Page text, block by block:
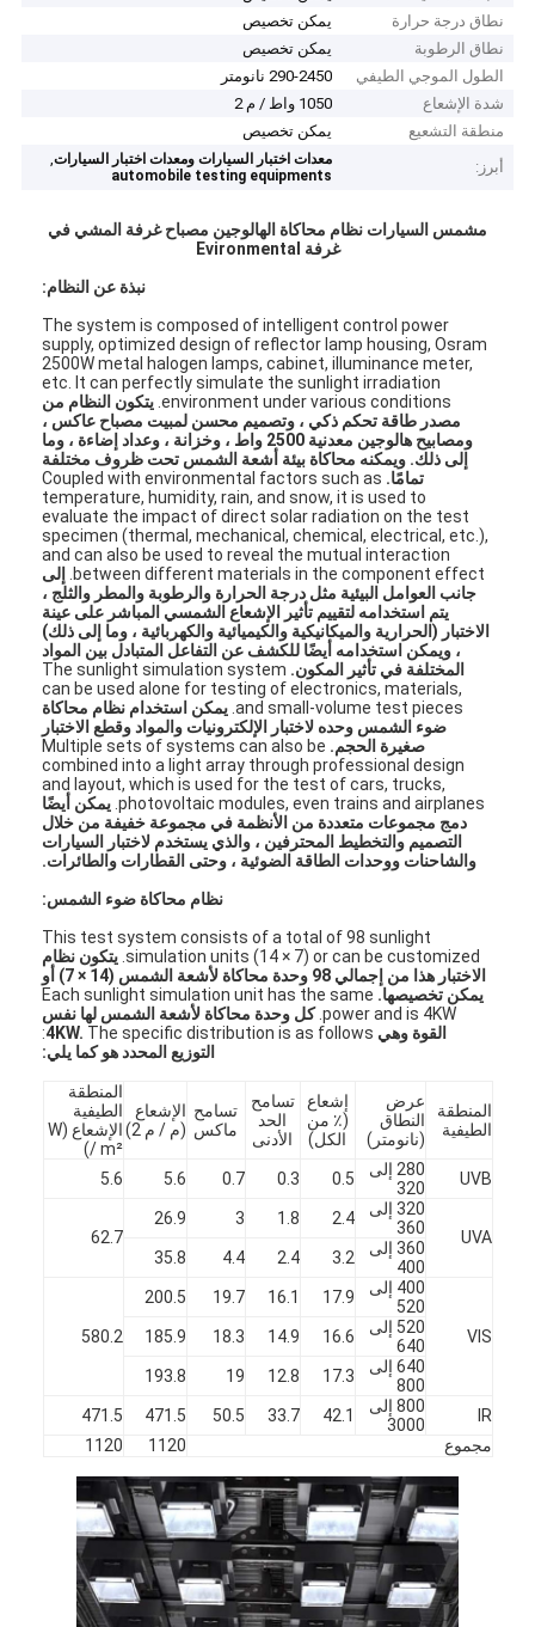
المنزل
المنتجات
فيديوهات
نطاق درجة حرارة
يمكن تخصيص
نطاق الرطوبة
يمكن تخصيص
الطول الموجي الطيفي
290-2450 نانومتر
شدة الإشعاع
1050 واط / م 2
منطقة التشعيع
يمكن تخصيص
أبرز:
معدات اختبار السيارات ومعدات اختبار السيارات,
automobile testing equipments
مشمس السيارات نظام محاكاة الهالوجين مصباح غرفة المشي في
غرفة Evironmental
نبذة عن النظام:
The system is composed of intelligent control power
supply, optimized design of reflector lamp housing, Osram
2500W metal halogen lamps, cabinet, illuminance meter,
etc. It can perfectly simulate the sunlight irradiation
environment under various conditions. يتكون النظام من
مصدر طاقة تحكم ذكي ، وتصميم محسن لمبيت مصباح عاكس ،
ومصابيح هالوجين معدنية 2500 واط ، وخزانة ، وعداد إضاءة ، وما
إلى ذلك. ويمكنه محاكاة بيئة أشعة الشمس تحت ظروف مختلفة
تمامًا. Coupled with environmental factors such as
temperature, humidity, rain, and snow, it is used to
evaluate the impact of direct solar radiation on the test
specimen (thermal, mechanical, chemical, electrical, etc.),
and can also be used to reveal the mutual interaction
between different materials in the component effect.
إلى
جانب العوامل البيئية مثل درجة الحرارة والرطوبة والمطر والثلج ،
يتم استخدامه لتقييم تأثير الإشعاع الشمسي المباشر على عينة
الاختبار (الحرارية والميكانيكية والكيميائية والكهربائية ، وما إلى ذلك)
، ويمكن استخدامه أيضًا للكشف عن التفاعل المتبادل بين المواد
المختلفة في تأثير المكون. The sunlight simulation system
can be used alone for testing of electronics, materials,
and small-volume test pieces. يمكن استخدام نظام محاكاة
ضوء الشمس وحده لاختبار الإلكترونيات والمواد وقطع الاختبار
صغيرة الحجم. Multiple sets of systems can also be
combined into a light array through professional design
and layout, which is used for the test of cars, trucks,
photovoltaic modules, even trains and airplanes. يمكن أيضًا
دمج مجموعات متعددة من الأنظمة في مجموعة خفيفة من خلال
التصميم والتخطيط المحترفين ، والذي يستخدم لاختبار السيارات
والشاحنات ووحدات الطاقة الضوئية ، وحتى القطارات والطائرات.
نظام محاكاة ضوء الشمس:
This test system consists of a total of 98 sunlight
simulation units (14 × 7) or can be customized. يتكون نظام
الاختبار هذا من إجمالي 98 وحدة محاكاة لأشعة الشمس (14 × 7) أو
يمكن تخصيصها. Each sunlight simulation unit has the same
power and is 4KW. كل وحدة محاكاة لأشعة الشمس لها نفس
القوة وهي 4KW. The specific distribution is as follows:
التوزيع المحدد هو كما يلي:
المنطقة
الطيفية
عرض
النطاق
(نانومتر)
إشعاع
(٪ من
الكل)
تسامح
الحد
الأدنى
تسامح
ماكس
الإشعاع
(م / م 2)
المنطقة
الطيفية
الإشعاع (W
/ m²)
UVB
280 إلى
320
0.5
0.3
0.7
5.6
5.6
UVA
320 إلى
360
2.4
1.8
3
26.9
62.7
360 إلى
400
3.2
2.4
4.4
35.8
VIS
400 إلى
520
17.9
16.1
19.7
200.5
580.2
520 إلى
640
16.6
14.9
18.3
185.9
640 إلى
800
17.3
12.8
19
193.8
IR
800 إلى
3000
42.1
33.7
50.5
471.5
471.5
مجموع
1120
1120